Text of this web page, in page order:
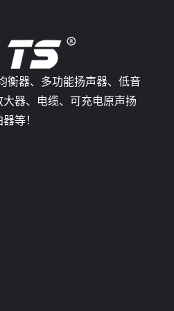
衡器、多功能扬声器、低音
器、电缆、可充电原声扬
等！